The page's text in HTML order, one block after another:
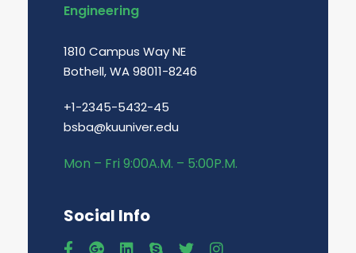
Engineering
1810 Campus Way NE
Bothell, WA 98011-8246
+1-2345-5432-45
bsba@kuuniver.edu
Mon – Fri 9:00A.M. – 5:00P.M.
Social Info